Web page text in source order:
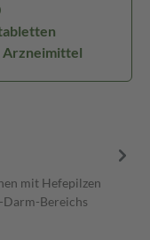
Arzneimittel
mit Hefepilzen
Darm-Bereichs